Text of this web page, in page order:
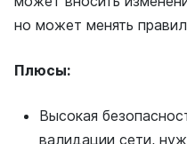
но может менять
Плюсы:
Высокая
валидации сети,